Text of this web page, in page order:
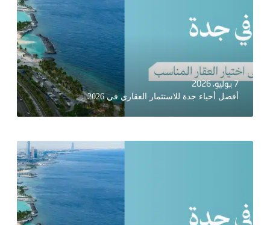
7 يوليو، 2026
أفضل أحياء جدة للاستثمار العقاري في 2026